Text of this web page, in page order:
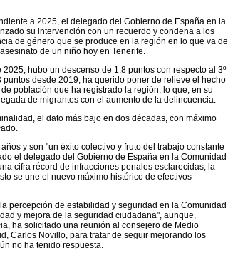
a 2025, el delegado del Gobierno de España en la
su intervención con un recuerdo y condena a los
de género que se produce en la región en lo que va de
de un niño hoy en Tenerife.
hubo un descenso de 1,8 puntos con respecto al 3º
desde 2019, ha querido poner de relieve el hecho
población que ha registrado la región, lo que, en su
de migrantes con el aumento de la delincuencia.
el dato más bajo en dos décadas, con máximo
y son "un éxito colectivo y fruto del trabajo constante
el delegado del Gobierno de España en la Comunidad
cifra récord de infracciones penales esclarecidas, la
se une el nuevo máximo histórico de efectivos
percepción de estabilidad y seguridad en la Comunidad
y mejora de la seguridad ciudadana", aunque,
ha solicitado una reunión al consejero de Medio
Carlos Novillo, para tratar de seguir mejorando los
no ha tenido respuesta.